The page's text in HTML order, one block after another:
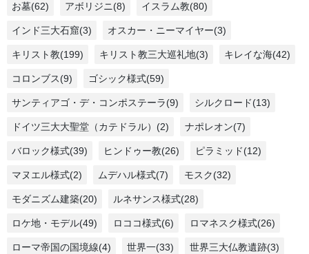
お墓(62) アボリジニ(8) イスラム教(80)
インド三大石窟(3) オスカー・ニーマイヤー(3)
キリスト教(199) キリスト教三大巡礼地(3) キレイな海(42)
コロンブス(9) ゴシック様式(59)
サンティアゴ・デ・コンポステーラ(9) シルクロード(13)
ドイツ三大大聖堂（カテドラル）(2) ナポレオン(7)
バロック様式(39) ヒンドゥー教(26) ピラミッド(12)
マヌエル様式(2) ムデハル様式(7) モスク(32)
モダニズム建築(20) ルネサンス様式(28)
ロケ地・モデル(49) ロココ様式(6) ロマネスク様式(26)
ローマ帝国の国境線(4) 世界一(33) 世界三大仏教遺跡(3)